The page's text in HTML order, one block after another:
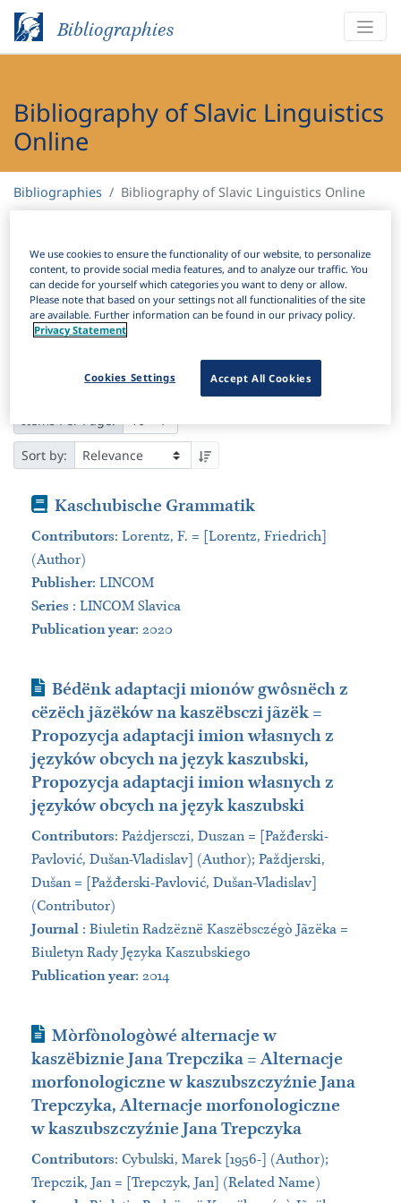
Bibliographies
Bibliography of Slavic Linguistics
Online
Bibliographies Bibliography of Slavic Linguistics Online
Active filters
Language Keywords: × Clear all filters
786 Download Citation
Sort by:
BookKaschubische Grammatik
Contributors: Lorentz, F. = [Lorentz, Friedrich]
(Author)
Publisher: LINCOM
Series : LINCOM Slavica
Publication year: 2020
Journal Article
Bédënk adaptacji mionów gwôsnëch z
cëzëch jãzëków na kaszëbsczi jãzëk =
Propozycja adaptacji imion własnych z
języków obcych na język kaszubski,
Propozycja adaptacji imion własnych z
języków obcych na język kaszubski
Contributors: Pażdjersczi, Duszan = [Pažđerski-
Pavlović, Dušan-Vladislav] (Author); Paždjerski,
Dušan = [Pažđerski-Pavlović, Dušan-Vladislav]
(Contributor)
Journal : Biuletin Radzëznë Kaszëbsczégò Jãzëka =
Biuletyn Rady Języka Kaszubskiego
Publication year: 2014
Journal Article
Mòrfònologòwé alternacje w
kaszëbiznie Jana Trepczika = Alternacje
morfonologiczne w kaszubszczyźnie Jana
Trepczyka, Alternacje morfonologiczne
w kaszubszczyźnie Jana Trepczyka
Contributors: Cybulski, Marek [1956-] (Author);
Trepczik, Jan = [Trepczyk, Jan] (Related Name)
We use cookies to ensure the functionality of our website, to personalize
content, to provide social media features, and to analyze our traffic. You
can decide for yourself which categories you want to deny or allow.
Please note that based on your settings not all functionalities of the site
are available. Further information can be found in our privacy policy.
Privacy Statement
Accept All Cookies
Cookies Settings